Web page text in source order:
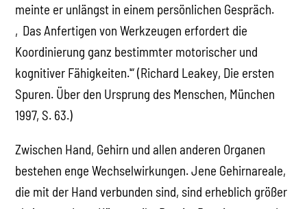
meinte er unlängst in einem persönlichen Gespräch.
‚Das Anfertigen von Werkzeugen erfordert die
Koordinierung ganz bestimmter motorischer und
kognitiver Fähigkeiten.'“ (Richard Leakey, Die ersten
Spuren. Über den Ursprung des Menschen, München
1997, S. 63.)
Zwischen Hand, Gehirn und allen anderen Organen
bestehen enge Wechselwirkungen. Jene Gehirnareale,
die mit der Hand verbunden sind, sind erheblich größer